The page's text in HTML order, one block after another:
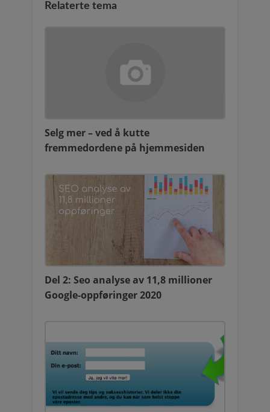
Relaterte tema
Selg mer – ved å kutte
fremmedordene på hjemmesiden
Del 2: Seo analyse av 11,8 millioner
Google-oppføringer 2020